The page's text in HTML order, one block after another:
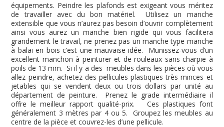
équipements. Peindre les plafonds est exigeant vous méritez
de travailler avec du bon matériel. Utilisez un manche
extensible que vous n’aurez pas besoin d’ouvrir complètement
ainsi vous aurez un manche bien rigide qui vous facilitera
grandement le travail, ne prenez pas un manche type manche
à balai en bois c’est une mauvaise idée. Munissez-vous d’un
excellent manchon à peinturer et de rouleaux sans charpie à
poils de 13 mm. Si il y a des meubles dans les pièces où vous
allez peindre, achetez des pellicules plastiques très minces et
jetables qui se vendent deux ou trois dollars par unité au
département de peinture. Prenez le grade intermédiaire il
offre le meilleur rapport qualité-prix. Ces plastiques font
généralement 3 mètres par 4 ou 5. Groupez les meubles au
centre de la pièce et couvrez-les d’une pellicule.